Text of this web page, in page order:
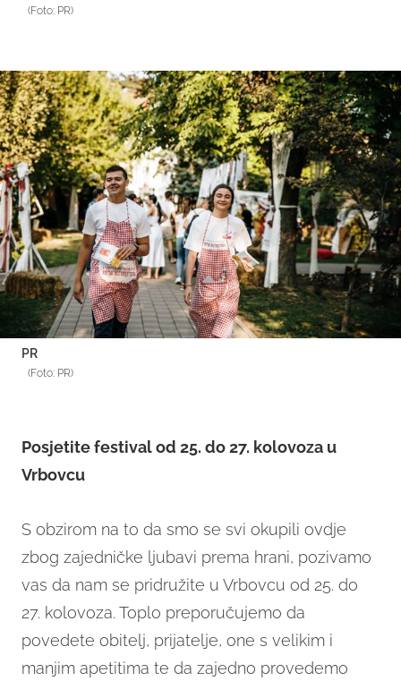
(Foto: PR)
PR
(Foto: PR)
Posjetite festival od 25. do 27. kolovoza u
Vrbovcu
S obzirom na to da smo se svi okupili ovdje
zbog zajedničke ljubavi prema hrani, pozivamo
vas da nam se pridružite u Vrbovcu od 25. do
27. kolovoza. Toplo preporučujemo da
povedete obitelj, prijatelje, one s velikim i
manjim apetitima te da zajedno provedemo